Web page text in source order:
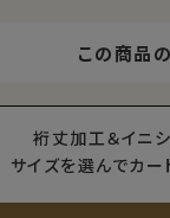
この商品
裄丈加工＆イニ
サイズを選んでカ